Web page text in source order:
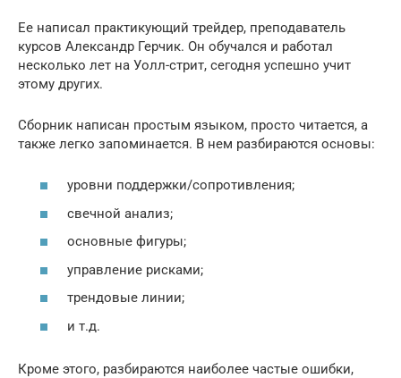
Ее написал практикующий трейдер, преподаватель
курсов Александр Герчик. Он обучался и работал
несколько лет на Уолл-стрит, сегодня успешно учит
этому других.
Сборник написан простым языком, просто читается, а
также легко запоминается. В нем разбираются основы:
уровни поддержки/сопротивления;
свечной анализ;
основные фигуры;
управление рисками;
трендовые линии;
и т.д.
Кроме этого, разбираются наиболее частые ошибки,